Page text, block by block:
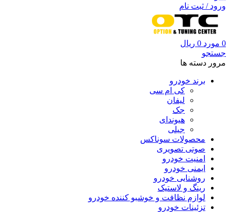
ورود / ثبت نام
0 مورد 0 ریال
جستجو
مرور دسته ها
برند خودرو
کی ام سی
لیفان
جک
هیوندای
جیلی
محصولات سوناکس
صوتی تصویری
امنیت خودرو
ایمنی خودرو
روشنایی خودرو
رینگ و لاستیک
لوازم نظافت و خوشبو کننده خودرو
تزئینات خودرو